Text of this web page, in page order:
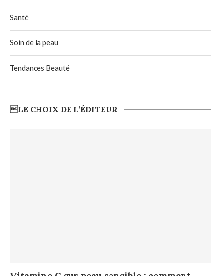
Santé
Soin de la peau
Tendances Beauté
LE CHOIX DE L’ÉDITEUR